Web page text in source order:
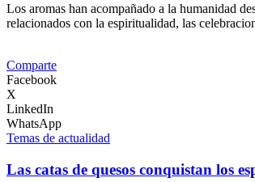
Los aromas han acompañado a la humanidad
relacionados con la espiritualidad, las
Comparte
Facebook
X
LinkedIn
WhatsApp
Temas de actualidad
Las catas de quesos conquistan los